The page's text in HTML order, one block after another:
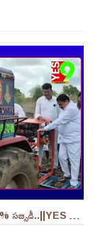
హరిత గోపాల పథకం ద్వారా పశుగ్రాసం సాగు చేస్తే 100% సబ్సిడీ..||YES 9TV